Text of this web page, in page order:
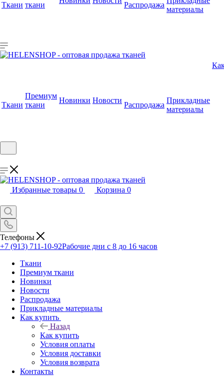
Ткани ткани Распродажа
материалы
Ткани
Премиум
ткани
Новинки Новости
Распродажа
Прикладные
материалы
Избранные товары 0 Корзина 0
Телефоны
+7 (913) 711-10-92Рабочие дни с 8 до 16 часов
Ткани
Премиум ткани
Новинки
Новости
Распродажа
Прикладные материалы
Как купить
Назад
Как купить
Условия оплаты
Условия доставки
Условия возврата
Контакты